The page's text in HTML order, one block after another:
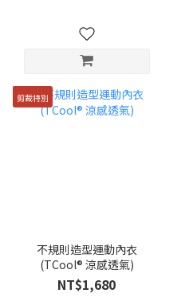
剪裁特別
不規則造型運動內衣
(TCool® 涼感透氣)
NT$1,680